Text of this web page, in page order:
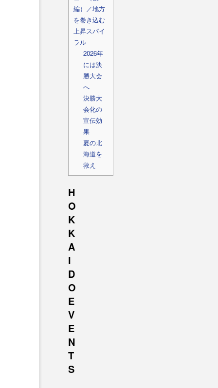
編）／地方
を巻き込む
上昇スパイ
ラル
2026年
には決
勝大会
へ
決勝大
会化の
宣伝効
果
夏の北
海道を
救え
H
O
K
K
A
I
D
O
E
V
E
N
T
S